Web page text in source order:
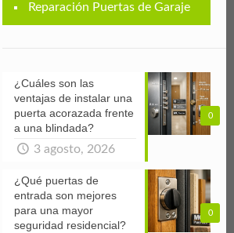
Reparación Puertas de Garaje
0
¿Cuáles son las
ventajas de instalar una
puerta acorazada frente
a una blindada?
3 agosto, 2026
0
¿Qué puertas de
entrada son mejores
para una mayor
seguridad residencial?